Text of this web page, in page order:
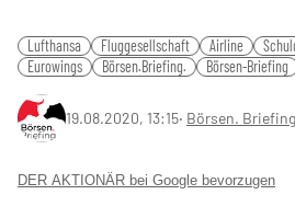
Lufthansa Fluggesellschaft Airline
Eurowings
Börsen.Briefing. Börsen-Briefing
19.08.2020, 13:15‧ Börsen.
DER AKTIONÄR bei Google bevorzugen